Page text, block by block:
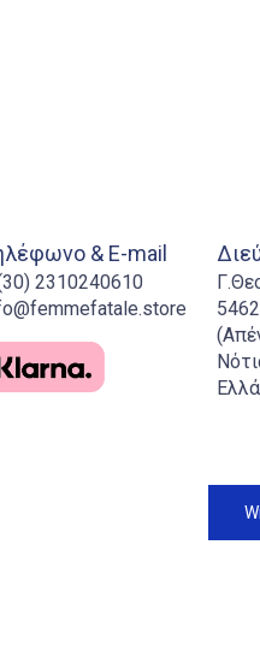
& E-mail
2310240610